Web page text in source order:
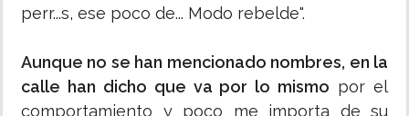
perr...s, ese poco de... Modo rebelde".
Aunque no se han mencionado nombres, en la
calle han dicho que va por lo mismo por el
comportamiento y poco me importa de su